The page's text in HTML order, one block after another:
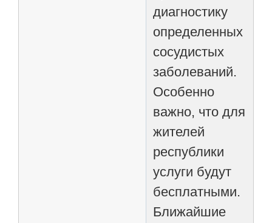
диагностику
определенных
сосудистых
заболеваний.
Особенно
важно, что для
жителей
республики
услуги будут
бесплатными.
Ближайшие